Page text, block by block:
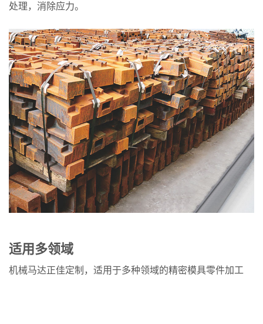
处理，消除应力。
适用多领域
机械马达正佳定制，适用于多种领域的精密模具零件加工